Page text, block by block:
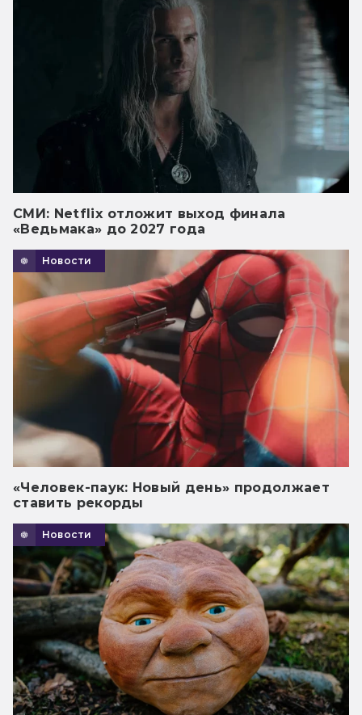
СМИ: Netflix отложит выход финала
«Ведьмака» до 2027 года
Новости
«Человек-паук: Новый день» продолжает
ставить рекорды
Новости